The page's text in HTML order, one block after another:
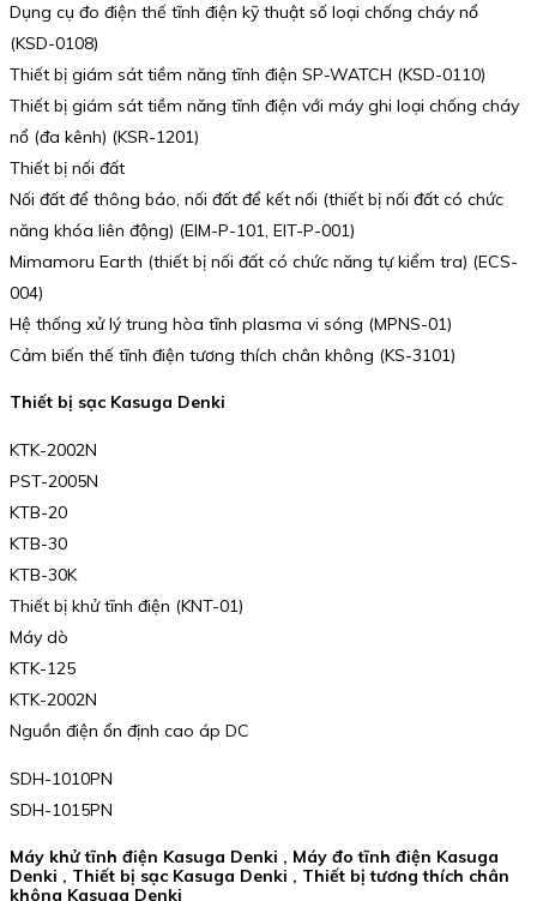
Dụng cụ đo điện thế tĩnh điện kỹ thuật số loại chống cháy nổ
(KSD-0108)
Thiết bị giám sát tiềm năng tĩnh điện SP-WATCH (KSD-0110)
Thiết bị giám sát tiềm năng tĩnh điện với máy ghi loại chống cháy
nổ (đa kênh) (KSR-1201)
Thiết bị nối đất
Nối đất để thông báo, nối đất để kết nối (thiết bị nối đất có chức
năng khóa liên động) (EIM-P-101, EIT-P-001)
Mimamoru Earth (thiết bị nối đất có chức năng tự kiểm tra) (ECS-
004)
Hệ thống xử lý trung hòa tĩnh plasma vi sóng (MPNS-01)
Cảm biến thế tĩnh điện tương thích chân không (KS-3101)
Thiết bị sạc Kasuga Denki
KTK-2002N
PST-2005N
KTB-20
KTB-30
KTB-30K
Thiết bị khử tĩnh điện (KNT-01)
Máy dò
KTK-125
KTK-2002N
Nguồn điện ổn định cao áp DC
SDH-1010PN
SDH-1015PN
Máy khử tĩnh điện Kasuga Denki , Máy đo tĩnh điện Kasuga
Denki , Thiết bị sạc Kasuga Denki , Thiết bị tương thích chân
không Kasuga Denki